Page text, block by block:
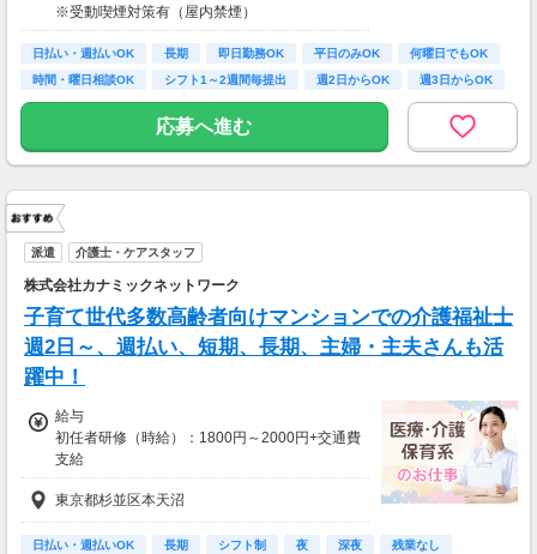
※資格・経験・募集状況により異なります。
※受動喫煙対策有（屋内禁煙）
※ご自宅の近くや最寄り駅などからご紹介しま
す！
日払い・週払いOK 長期 即日勤務OK 平日のみOK
何曜日でもOK
時間・曜日相談OK
シフト1～2週間毎提出 週2日からOK 週3日からOK
応募へ進む
派遣 介護士・ケアスタッフ
株式会社カナミックネットワーク
子育て世代多数高齢者向けマンションでの介護福祉士
週2日～、週払い、短期、長期、主婦・主夫さんも活
躍中！
給与
初任者研修（時給）：1800円～2000円+交通費
支給
介護福祉士（時給）：1900円～2100円+交通費
支給
無資格（時給）：1600円～＋交通費支給
東京都杉並区本天沼
日払い・週払いOK 長期 シフト制 夜 深夜
残業なし